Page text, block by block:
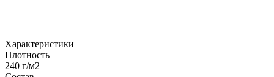
Характеристики
Плотность
240 г/м2